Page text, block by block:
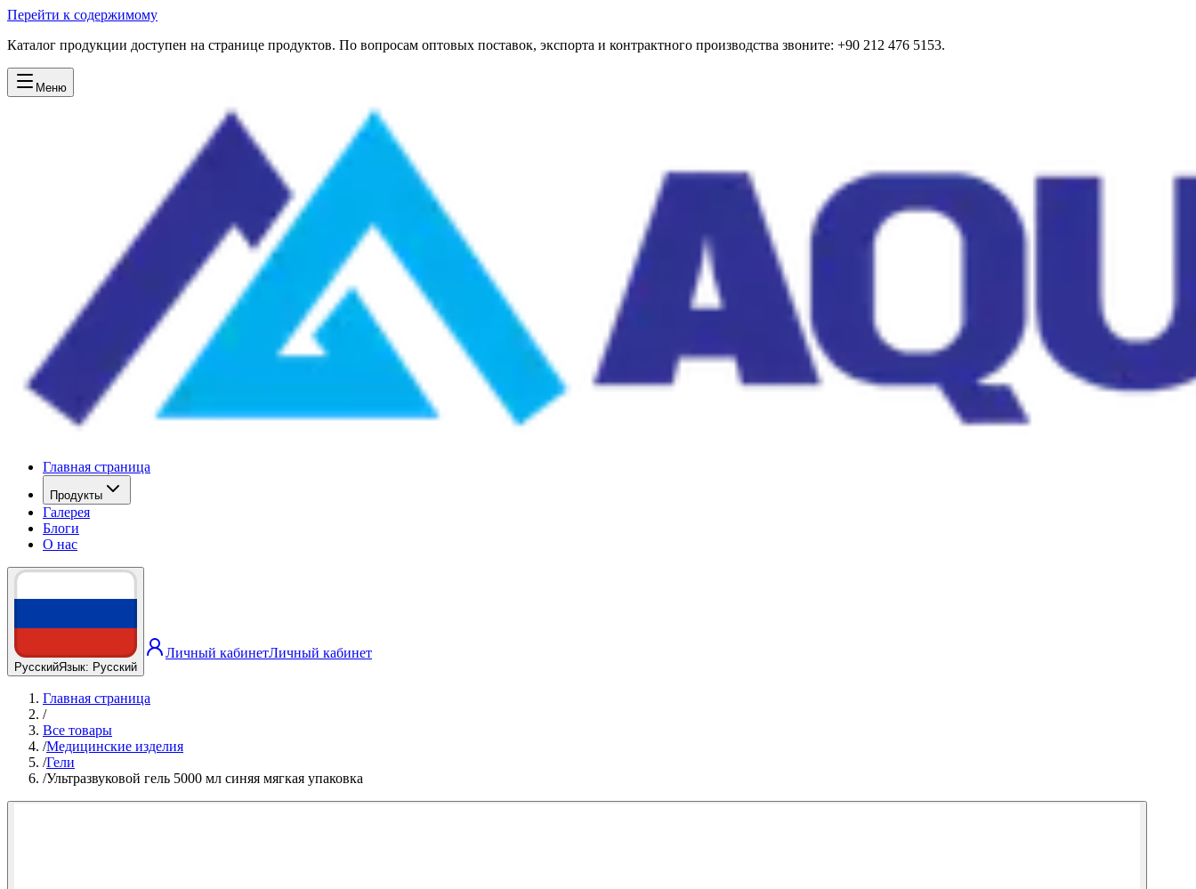
Перейти к содержимому
Каталог продукции доступен на странице продуктов. По вопросам оптовых поставок, экспорта и контрактного производства звоните: +90 212 476 5153.
Меню
Главная страница
Продукты
Галерея
Блоги
О нас
РусскийЯзык: Русский
Личный кабинетЛичный кабинет
Главная страница
/
Все товары
/Медицинские изделия
/Гели
/Ультразвуковой гель 5000 мл синяя мягкая упаковка